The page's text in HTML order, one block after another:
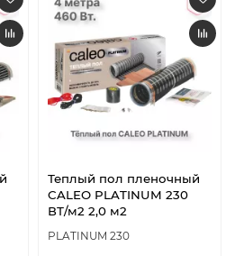
Теплый пол пленочный
CALEO PLATINUM 230
ВТ/м2 2,0 м2
PLATINUM 230